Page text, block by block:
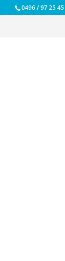
0496 / 97 25 45